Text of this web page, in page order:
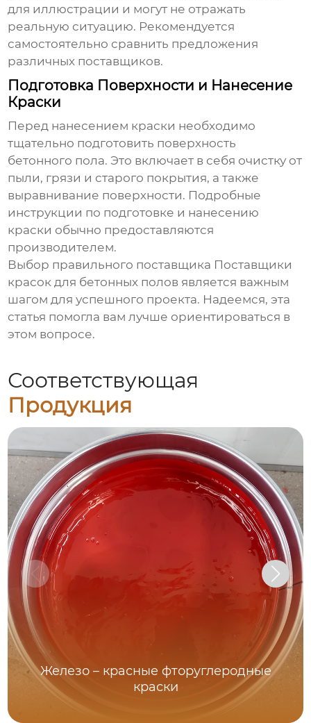
для иллюстрации и могут не отражать
реальную ситуацию. Рекомендуется
самостоятельно сравнить предложения
различных поставщиков.
Подготовка Поверхности и Нанесение
Краски
Перед нанесением краски необходимо
тщательно подготовить поверхность
бетонного пола. Это включает в себя очистку от
пыли, грязи и старого покрытия, а также
выравнивание поверхности. Подробные
инструкции по подготовке и нанесению
краски обычно предоставляются
производителем.
Выбор правильного поставщика Поставщики
красок для бетонных полов является важным
шагом для успешного проекта. Надеемся, эта
статья помогла вам лучше ориентироваться в
этом вопросе.
Соответствующая
Продукция
Железо – красные фторуглеродные
краски